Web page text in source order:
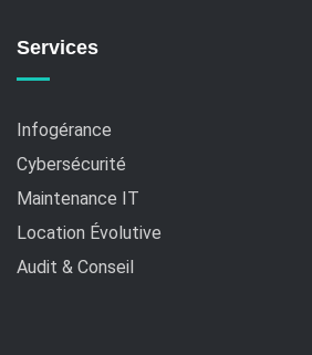
Services
Infogérance
Cybersécurité
Maintenance IT
Location Évolutive
Audit & Conseil